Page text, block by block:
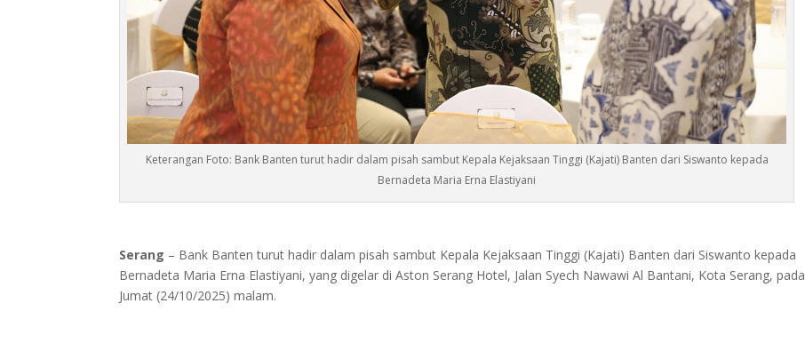
Keterangan Foto: Bank Banten turut hadir dalam pisah sambut Kepala Kejaksaan Tinggi (Kajati) Banten dari Siswanto kepada
Bernadeta Maria Erna Elastiyani
Serang – Bank Banten turut hadir dalam pisah sambut Kepala Kejaksaan Tinggi (Kajati) Banten dari Siswanto kepada
Bernadeta Maria Erna Elastiyani, yang digelar di Aston Serang Hotel, Jalan Syech Nawawi Al Bantani, Kota Serang, pada
Jumat (24/10/2025) malam.